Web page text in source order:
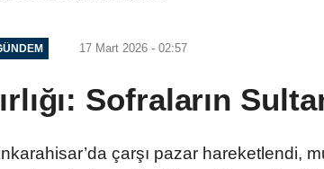
17 Mart 2026 - 02:57
Sofraların
çarşı pazar hareketlendi,